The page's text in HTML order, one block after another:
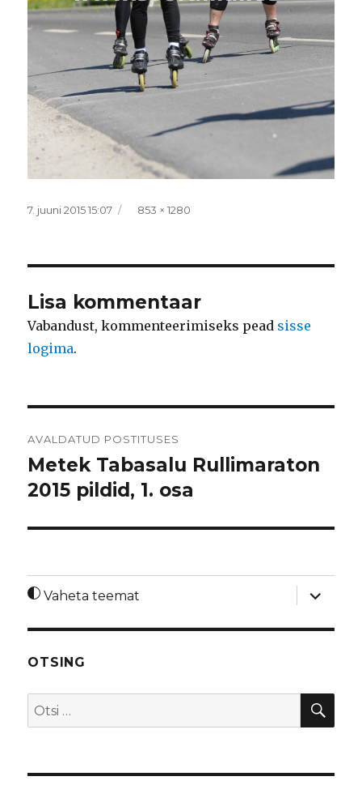
Postitatud
7. juuni 2015 15:07 Täissuurus
853 × 1280
Lisa kommentaar
Vabandust, kommenteerimiseks pead sisse
logima.
AVALDATUD POSTITUSES
Metek Tabasalu Rullimaraton
2015 pildid, 1. osa
Vaheta teemat
laienda
OTSING
Otsi: